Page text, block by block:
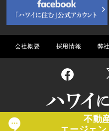
不動
会社概要 採用情報 弊
Copyright(C) ハワイに